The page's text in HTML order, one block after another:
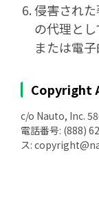
侵害され
の代理と
または電子
Copyright
c/o Nauto, Inc.
電話番号: (888)
ス: